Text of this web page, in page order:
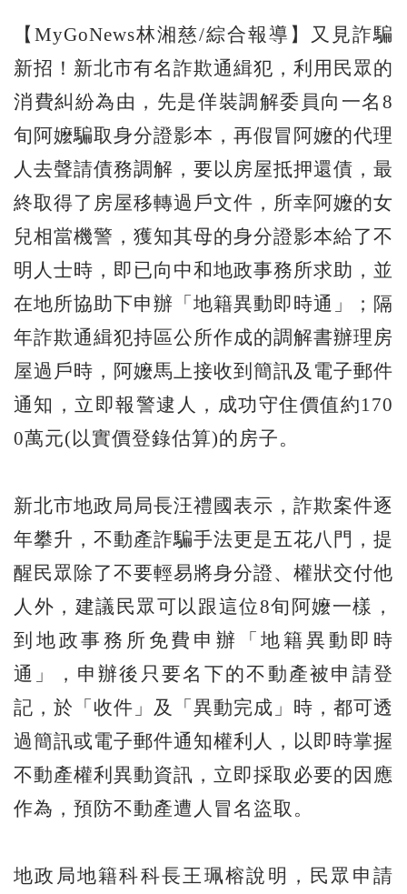
【MyGoNews林湘慈/綜合報導】又見詐騙
新招！新北市有名詐欺通緝犯，利用民眾的
消費糾紛為由，先是佯裝調解委員向一名8
旬阿嬤騙取身分證影本，再假冒阿嬤的代理
人去聲請債務調解，要以房屋抵押還債，最
終取得了房屋移轉過戶文件，所幸阿嬤的女
兒相當機警，獲知其母的身分證影本給了不
明人士時，即已向中和地政事務所求助，並
在地所協助下申辦「地籍異動即時通」；隔
年詐欺通緝犯持區公所作成的調解書辦理房
屋過戶時，阿嬤馬上接收到簡訊及電子郵件
通知，立即報警逮人，成功守住價值約170
0萬元(以實價登錄估算)的房子。
新北市地政局局長汪禮國表示，詐欺案件逐
年攀升，不動產詐騙手法更是五花八門，提
醒民眾除了不要輕易將身分證、權狀交付他
人外，建議民眾可以跟這位8旬阿嬤一樣，
到地政事務所免費申辦「地籍異動即時
通」，申辦後只要名下的不動產被申請登
記，於「收件」及「異動完成」時，都可透
過簡訊或電子郵件通知權利人，以即時掌握
不動產權利異動資訊，立即採取必要的因應
作為，預防不動產遭人冒名盜取。
地政局地籍科科長王珮榕說明，民眾申請